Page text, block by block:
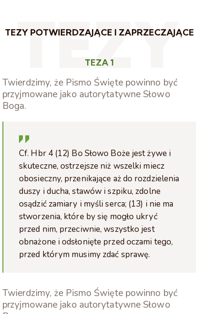
TEZY
TEZY POTWIERDZAJĄCE I ZAPRZECZAJĄCE
TEZA 1
Twierdzimy, że Pismo Święte powinno być
przyjmowane jako autorytatywne Słowo
Boga.
Cf. Hbr 4 (12) Bo Słowo Boże jest żywe i
skuteczne, ostrzejsze niż wszelki miecz
obosieczny, przenikające aż do rozdzielenia
duszy i ducha, stawów i szpiku, zdolne
osądzić zamiary i myśli serca; (13) i nie ma
stworzenia, które by się mogło ukryć
przed nim, przeciwnie, wszystko jest
obnażone i odsłonięte przed oczami tego,
przed którym musimy zdać sprawę.
Twierdzimy, że Pismo Święte powinno być
przyjmowane jako autorytatywne Słowo